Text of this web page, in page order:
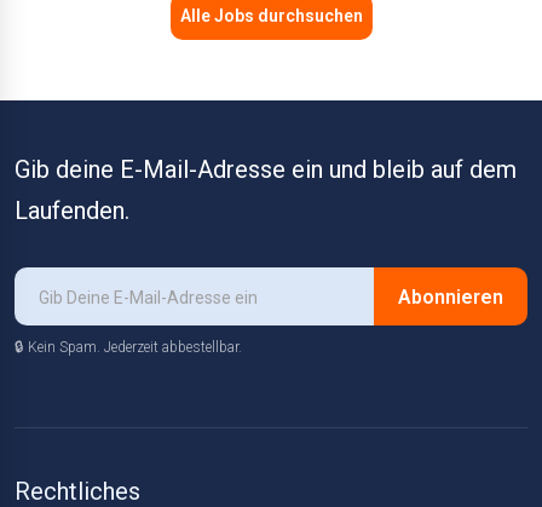
Alle Jobs durchsuchen
Gib deine E-Mail-Adresse ein und bleib auf dem
Laufenden.
Abonnieren
🔒 Kein Spam. Jederzeit abbestellbar.
Rechtliches